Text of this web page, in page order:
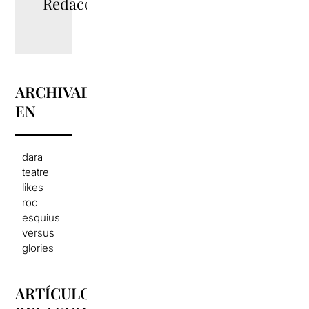
ARCHIVADO
EN
dara
teatre
likes
roc
esquius
versus
glories
ARTÍCULOS